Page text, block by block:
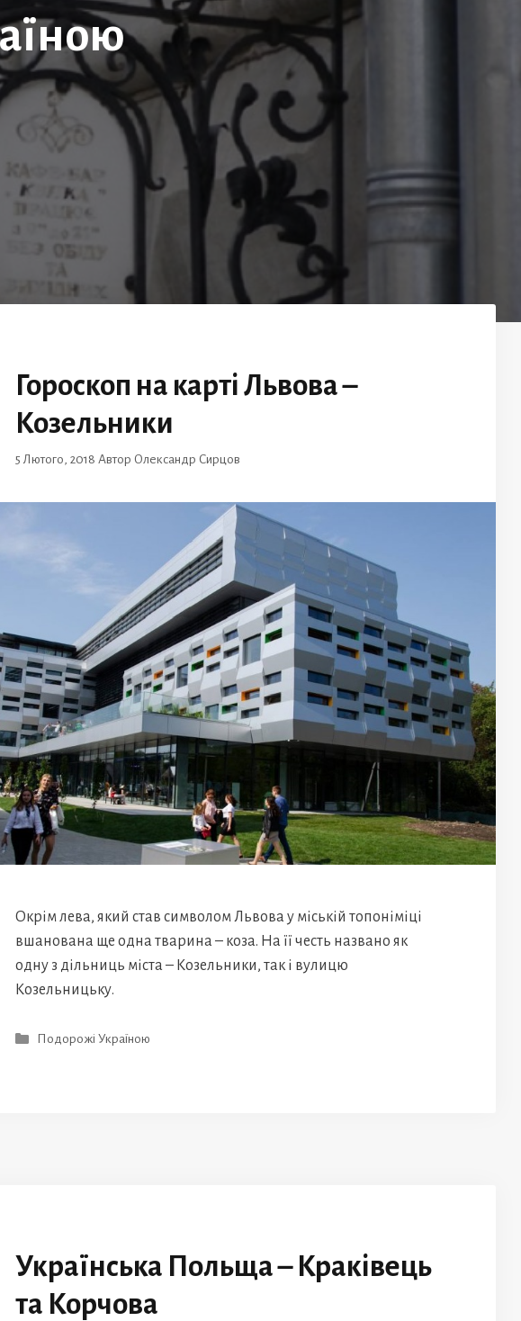
Гороскоп на карті Львова –
Козельники
5 Лютого, 2018 Автор Олександр Сирцов
Окрім лева, який став символом Львова у міській топоніміці
вшанована ще одна тварина – коза. На її честь названо як
одну з дільниць міста – Козельники, так і вулицю
Козельницьку.
Категорії
Подорожі Україною
Українська Польща – Краківець
та Корчова